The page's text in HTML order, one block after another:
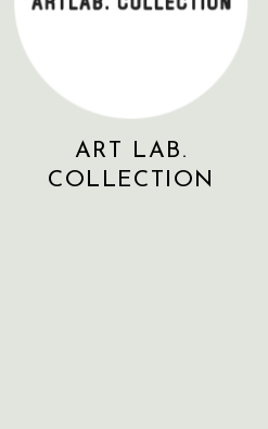
ART LAB.
COLLECTION